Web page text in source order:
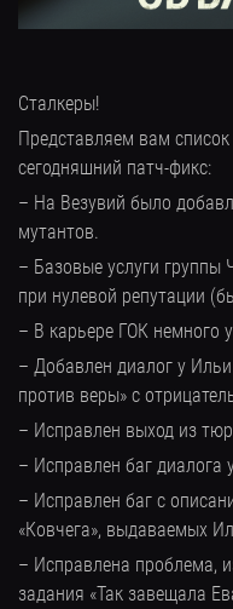
Сталкеры!
Представляем вам
сегодняшний патч-фикс:
– На Везувий было
мутантов.
– Базовые услуги группы
при нулевой репутации
– В карьере ГОК немного
– Добавлен диалог у
против веры» с
– Исправлен выход из
– Исправлен баг диалога
– Исправлен баг с
«Ковчега», выдаваемых
– Исправлена проблема,
задания «Так завещала